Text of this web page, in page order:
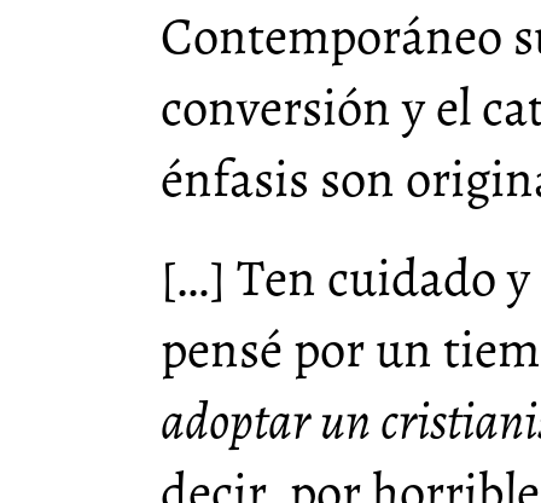
Contemporáneo
conversión y el
énfasis son
[…] Ten cuidado
pensé por un
adoptar un